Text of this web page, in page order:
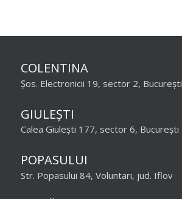
COLENTINA
Șos. Electronicii 19, sector 2, București
GIULEȘTI
Calea Giulești 177, sector 6, București
POPASULUI
Str. Popasului 84, Voluntari, jud. Iflov